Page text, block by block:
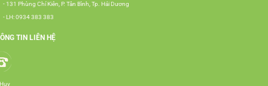
- 131 Phùng Chí Kiên, P. Tân Bình, Tp. Hải Dương
- LH: 0934 383 383
TIN LIÊN HỆ